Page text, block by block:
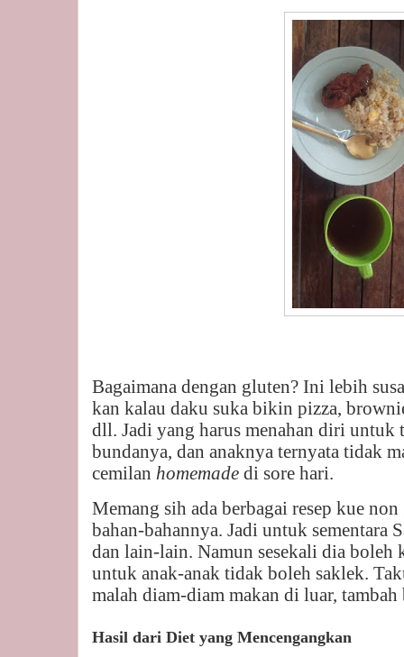
Bagaimana dengan gluten? Ini lebih
kan kalau daku suka bikin pizza,
dll. Jadi yang harus menahan diri
bundanya, dan anaknya ternyata tidak
cemilan homemade di sore hari.
Memang sih ada berbagai resep kue
bahan-bahannya. Jadi untuk sementara
dan lain-lain. Namun sesekali dia boleh
untuk anak-anak tidak boleh saklek.
malah diam-diam makan di luar, tambah
Hasil dari Diet yang Mencengangkan